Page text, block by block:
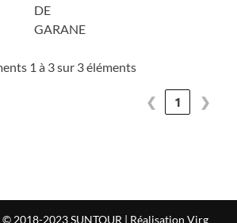
DE
GARANE
1 à 3 sur 3 éléments
❮ 1 ❯
2018-2023 SUNTOUR | Réalisation Virg